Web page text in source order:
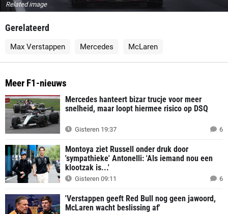
Related image
Gerelateerd
Max Verstappen Mercedes McLaren
Meer F1-nieuws
Mercedes hanteert bizar trucje voor meer
snelheid, maar loopt hiermee risico op DSQ
Gisteren 19:37 6
Montoya ziet Russell onder druk door
'sympathieke' Antonelli: 'Als iemand nou een
klootzak is...'
Gisteren 09:11 6
'Verstappen geeft Red Bull nog geen jawoord,
McLaren wacht beslissing af'